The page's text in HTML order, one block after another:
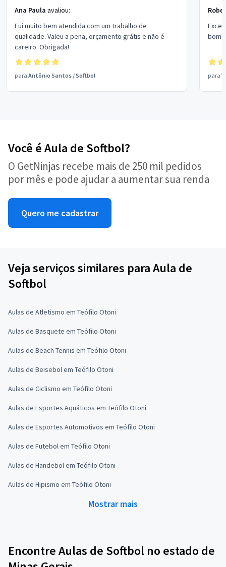
Ana Paula avaliou:
Fui muito bem atendida com um trabalho de
qualidade. Valeu a pena, orçamento grátis e não é
careiro. Obrigada!
para Antônio Santos /Softbol
bom
para
Você é Aula de Softbol?
O GetNinjas recebe mais de 250 mil pedidos
por mês e pode ajudar a aumentar sua renda
Quero me cadastrar
Veja serviços similares para Aula de
Softbol
Aulas de Atletismo em Teófilo Otoni
Aulas de Basquete em Teófilo Otoni
Aulas de Beach Tennis em Teófilo Otoni
Aulas de Beisebol em Teófilo Otoni
Aulas de Ciclismo em Teófilo Otoni
Aulas de Esportes Aquáticos em Teófilo Otoni
Aulas de Esportes Automotivos em Teófilo Otoni
Aulas de Futebol em Teófilo Otoni
Aulas de Handebol em Teófilo Otoni
Aulas de Hipismo em Teófilo Otoni
Mostrar mais
Encontre Aulas de Softbol no estado de